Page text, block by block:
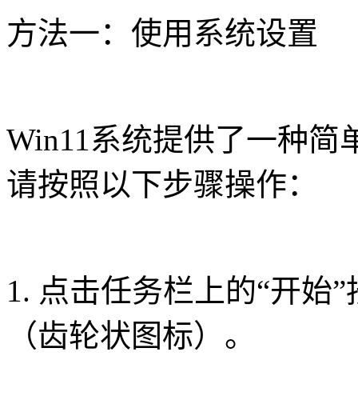
方法一：使用系统设置
Win11系统提供了一种简
请按照以下步骤操作：
1. 点击任务栏上的“开始
（齿轮状图标）。